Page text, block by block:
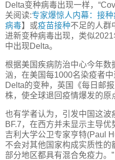
Delta变种病毒出现一样，
关阅读:专家爆惊人内幕：接
病毒】或疫苗接种不足的人群
进新变种病毒出现，类似
中出现Delta。
根据美国疾病防治中心今年
汹，在美国每1000名染疫者
Delta的变种，英国《每日邮
株，使全球退回疫情爆发的原
也有学者认为，引发中国这波
BF.7，在西方并未显示主导
吉利大学公卫专家亨特(Paul
不会对其他国家构成实质性
部分地区都具有混合免疫力。”